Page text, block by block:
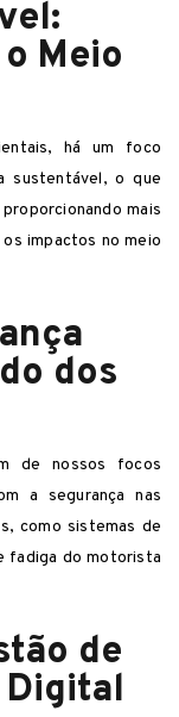
Meio
há um foco
sustentável, o que
mais
impactos no meio
dos
de nossos focos
a segurança nas
como sistemas de
fadiga do motorista
de
Digital